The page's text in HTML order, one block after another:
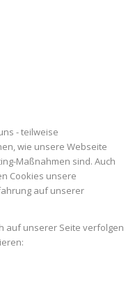
- teilweise
wie unsere Webseite
Maßnahmen sind. Auch
Cookies unsere
auf unserer
auf unserer Seite verfolgen